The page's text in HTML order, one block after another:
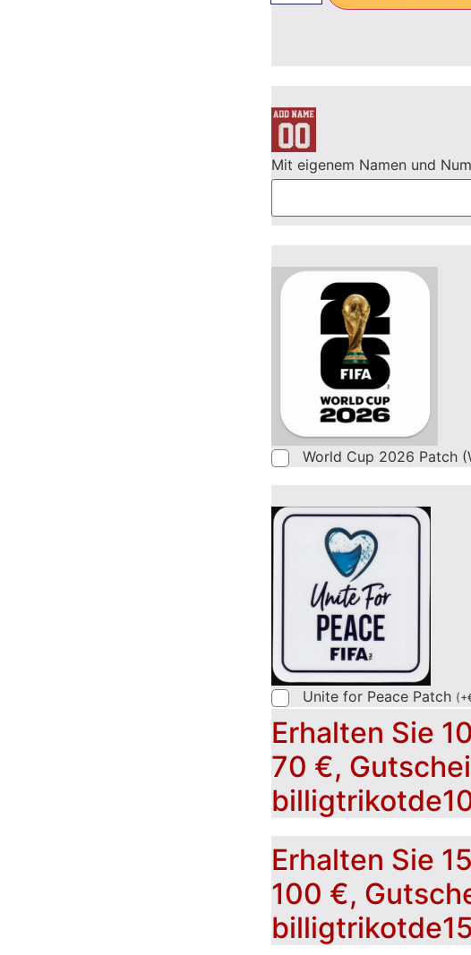
Mit eigenem Namen und
World Cup 2026 Patch
Unite for Peace Patch (+
Erhalten Sie
70 €,
Erhalten Sie
100 €,
billigtrikotde15